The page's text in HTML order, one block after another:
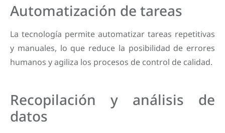
Automatización de tareas
La tecnología permite automatizar tareas repetitivas
y manuales, lo que reduce la posibilidad de errores
humanos y agiliza los procesos de control de calidad.
Recopilación y análisis de
datos